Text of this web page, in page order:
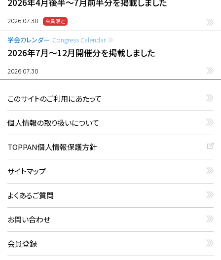
2026.07.30
学会カレンダー Congress Calendar
2026年7月〜12月開催分を掲載しました
2026.07.30
このサイトのご利用にあたって
個人情報の取り扱いについて
TOPPAN個人情報保護方針
サイトマップ
よくあるご質問
お問い合わせ
会員登録